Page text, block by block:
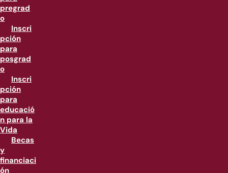
pregrad
o
Inscri
pción
para
posgrad
o
Inscri
pción
para
educació
n para la
Vida
Becas
y
financiaci
ón